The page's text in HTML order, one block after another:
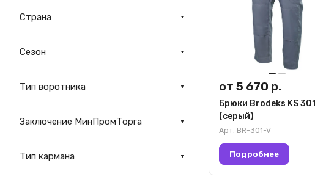
от 5 670 р.
Брюки Brodeks KS 301
(серый)
Арт. BR-301-V
Подробнее
Страна
Сезон
Тип воротника
Заключение МинПромТорга
Тип кармана